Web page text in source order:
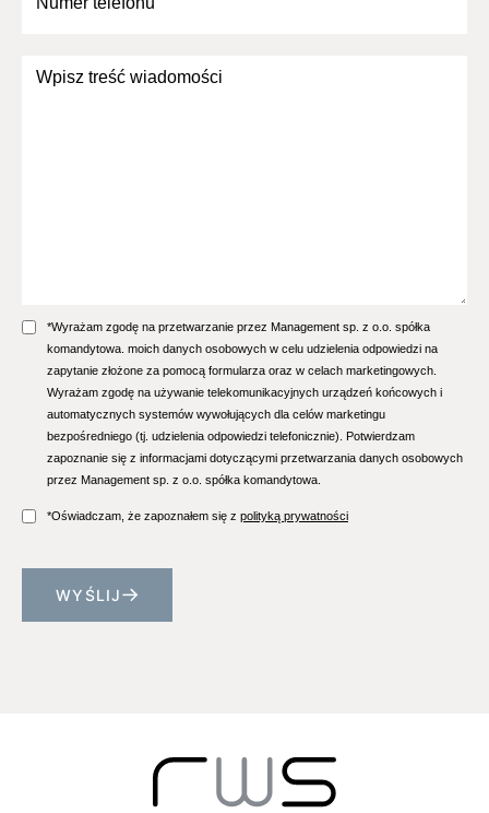
*Wyrażam zgodę na przetwarzanie przez Management sp. z o.o. spółka
komandytowa. moich danych osobowych w celu udzielenia odpowiedzi na
zapytanie złożone za pomocą formularza oraz w celach marketingowych.
Wyrażam zgodę na używanie telekomunikacyjnych urządzeń końcowych i
automatycznych systemów wywołujących dla celów marketingu
bezpośredniego (tj. udzielenia odpowiedzi telefonicznie). Potwierdzam
zapoznanie się z informacjami dotyczącymi przetwarzania danych osobowych
przez Management sp. z o.o. spółka komandytowa.
*Oświadczam, że zapoznałem się z polityką prywatności
WYŚLIJ